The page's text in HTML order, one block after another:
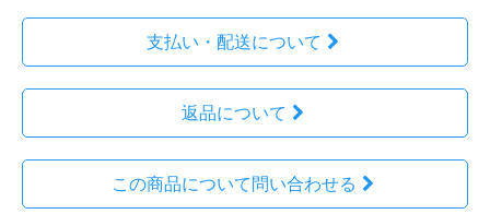
支払い・配送について
返品について
この商品について問い合わせる